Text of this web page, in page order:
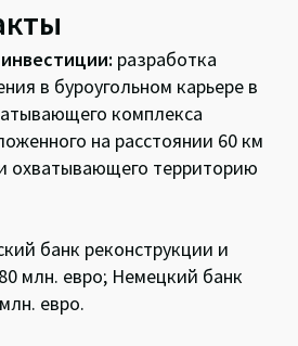
разработка
в буроугольном карьере в
комплекса
на расстоянии 60 км
охватывающего территорию
банк реконструкции и
млн. евро; Немецкий банк
евро.